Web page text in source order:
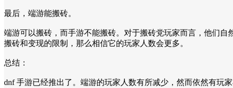
最后，端游能搬砖。
端游可以搬砖，而手游不能搬砖。对于搬砖党玩家而言，他们
搬砖和变现的限制，那么相信它的玩家人数会更多。
总结：
dnf 手游已经推出了。端游的玩家人数有所减少，然而依然有玩